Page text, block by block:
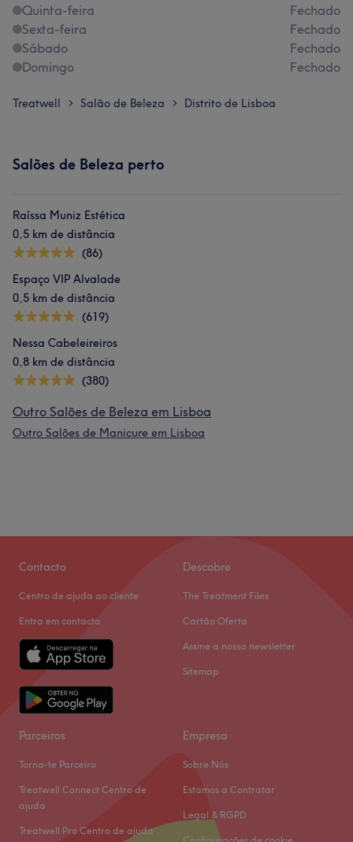
Quinta-feira
Fechado
Sexta-feira
Fechado
Sábado
Fechado
Domingo
Fechado
Treatwell > Salão de Beleza > Distrito de Lisboa
Salões de Beleza perto
Raíssa Muniz Estética
0,5 km de distância
(86)
Espaço VIP Alvalade
0,5 km de distância
(619)
Nessa Cabeleireiros
0,8 km de distância
(380)
Outro Salões de Beleza em Lisboa
Outro Salões de Manicure em Lisboa
Contacto
Centro de ajuda ao cliente
Entra em contacto
Descobre
The Treatment Files
Cartão Oferta
Assine a nossa newsletter
Sitemap
Parceiros
Torna-te Parceiro
Treatwell Connect Centro de
ajuda
Treatwell Pro Centro de ajuda
Empresa
Sobre Nós
Estamos a Contratar
Legal & RGPD